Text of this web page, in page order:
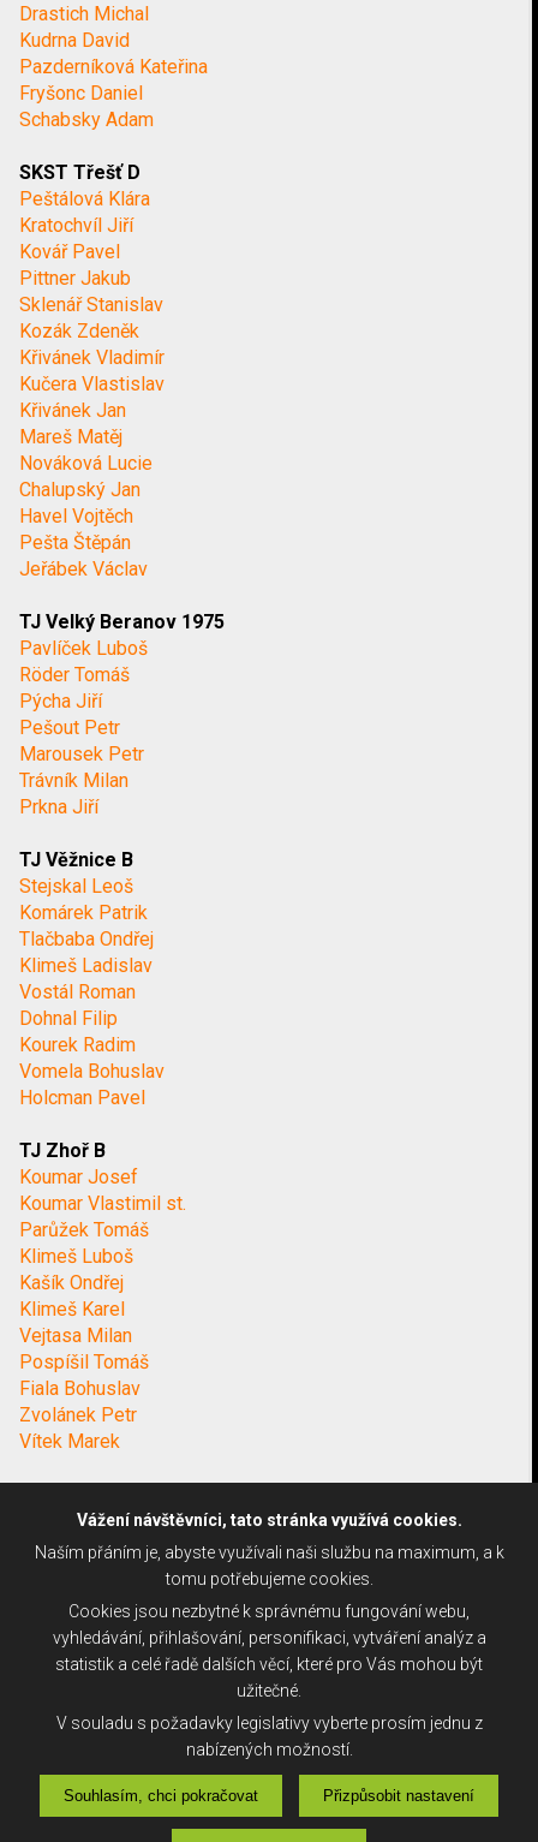
Drastich Michal
Kudrna David
Pazderníková Kateřina
Fryšonc Daniel
Schabsky Adam
SKST Třešť D
Peštálová Klára
Kratochvíl Jiří
Kovář Pavel
Pittner Jakub
Sklenář Stanislav
Kozák Zdeněk
Křivánek Vladimír
Kučera Vlastislav
Křivánek Jan
Mareš Matěj
Nováková Lucie
Chalupský Jan
Havel Vojtěch
Pešta Štěpán
Jeřábek Václav
TJ Velký Beranov 1975
Pavlíček Luboš
Röder Tomáš
Pýcha Jiří
Pešout Petr
Marousek Petr
Trávník Milan
Prkna Jiří
TJ Věžnice B
Stejskal Leoš
Komárek Patrik
Tlačbaba Ondřej
Klimeš Ladislav
Vostál Roman
Dohnal Filip
Kourek Radim
Vomela Bohuslav
Holcman Pavel
TJ Zhoř B
Koumar Josef
Koumar Vlastimil st.
Parůžek Tomáš
Klimeš Luboš
Kašík Ondřej
Klimeš Karel
Vejtasa Milan
Pospíšil Tomáš
Fiala Bohuslav
Zvolánek Petr
Vítek Marek
Vážení návštěvníci, tato stránka využívá cookies.
Naším přáním je, abyste využívali naši službu na maximum, a k
tomu potřebujeme cookies.
Cookies jsou nezbytné k správnému fungování webu,
vyhledávání, přihlašování, personifikaci, vytváření analýz a
statistik a celé řadě dalších věcí, které pro Vás mohou být
užitečné.
V souladu s požadavky legislativy vyberte prosím jednu z
nabízených možností.
Souhlasím, chci pokračovat Přizpůsobit nastavení